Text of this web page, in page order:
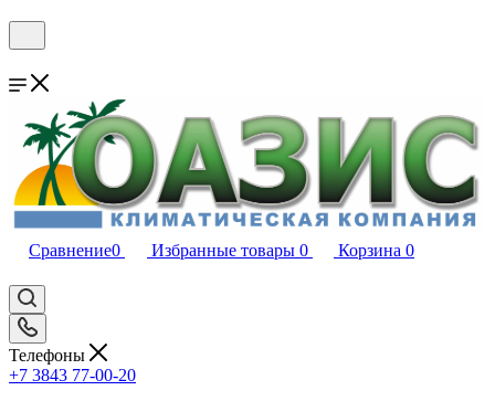
Сравнение0 Избранные товары 0 Корзина 0
Телефоны
+7 3843 77-00-20